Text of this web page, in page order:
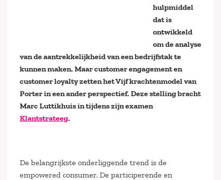
hulpmiddel
dat is
ontwikkeld
om de analyse
van de aantrekkelijkheid van een bedrijfstak te
kunnen maken. Maar customer engagement en
customer loyalty zetten het Vijf krachtenmodel van
Porter in een ander perspectief. Deze stelling bracht
Marc Luttikhuis in tijdens zijn examen
Klantstrateeg.
De belangrijkste onderliggende trend is de
empowered consumer. De participerende en